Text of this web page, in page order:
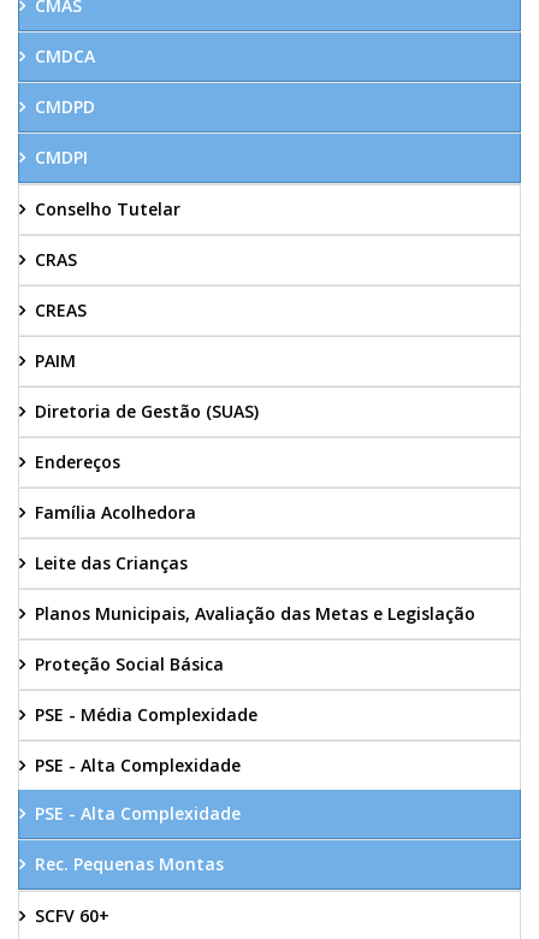
CMAS
CMDCA
CMDPD
CMDPI
Conselho Tutelar
CRAS
CREAS
PAIM
Diretoria de Gestão (SUAS)
Endereços
Família Acolhedora
Leite das Crianças
Planos Municipais, Avaliação das Metas e Legislação
Proteção Social Básica
PSE - Média Complexidade
PSE - Alta Complexidade
PSE - Alta Complexidade
Rec. Pequenas Montas
SCFV 60+